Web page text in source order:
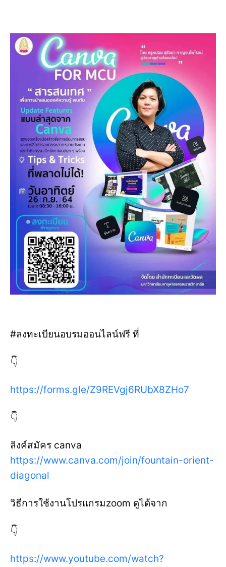
#ลงทะเบียนอบรมออนไลน์ฟรี ที่
👇
https://forms.gle/Z9REVgj6RUbX8ZHo7
👇
ลิงค์สมัคร canva
https://www.canva.com/join/fountain-orient-
diagonal
วิธีการใช้งานโปรแกรมzoom ดูได้จาก
👇
https://www.youtube.com/watch?